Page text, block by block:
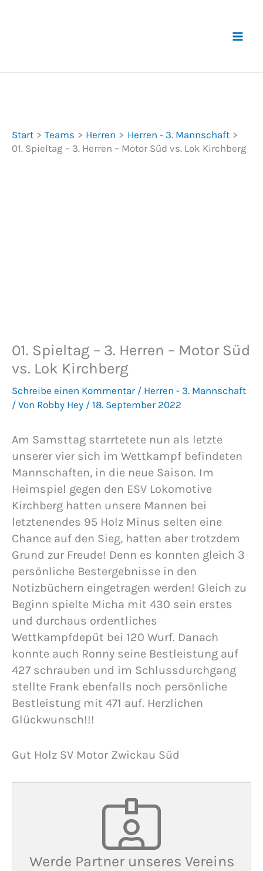
Start Teams Herren
Herren - 3. Mannschaft
01. Spieltag – 3. Herren – Motor Süd vs. Lok Kirchberg
01. Spieltag – 3. Herren – Motor Süd
vs. Lok Kirchberg
Schreibe einen Kommentar / Herren - 3. Mannschaft
/ Von Robby Hey / 18. September 2022
Am Samsttag starrtetete nun als letzte
unserer vier sich im Wettkampf befindeten
Mannschaften, in die neue Saison. Im
Heimspiel gegen den ESV Lokomotive
Kirchberg hatten unsere Mannen bei
letztenendes 95 Holz Minus selten eine
Chance auf den Sieg, hatten aber trotzdem
Grund zur Freude! Denn es konnten gleich 3
persönliche Bestergebnisse in den
Notizbüchern eingetragen werden! Gleich zu
Beginn spielte Micha mit 430 sein erstes
und durchaus ordentliches
Wettkampfdepüt bei 120 Wurf. Danach
konnte auch Ronny seine Bestleistung auf
427 schrauben und im Schlussdurchgang
stellte Frank ebenfalls noch persönliche
Bestleistung mit 471 auf. Herzlichen
Glückwunsch!!!
Gut Holz SV Motor Zwickau Süd
Werde Partner unseres Vereins